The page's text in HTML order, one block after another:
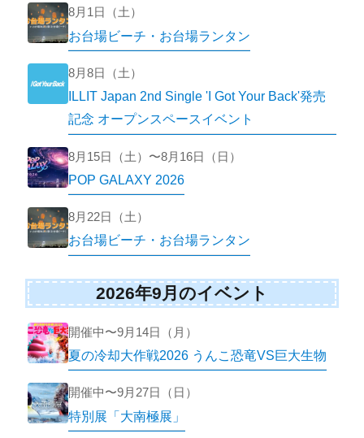
8月1日（土）
お台場ビーチ・お台場ランタン
8月8日（土）
ILLIT Japan 2nd Single 'I Got Your Back'発売
記念 オープンスペースイベント
8月15日（土）〜8月16日（日）
POP GALAXY 2026
8月22日（土）
お台場ビーチ・お台場ランタン
2026年9月のイベント
開催中〜9月14日（月）
夏の冷却大作戦2026 うんこ恐竜VS巨大生物
開催中〜9月27日（日）
特別展「大南極展」